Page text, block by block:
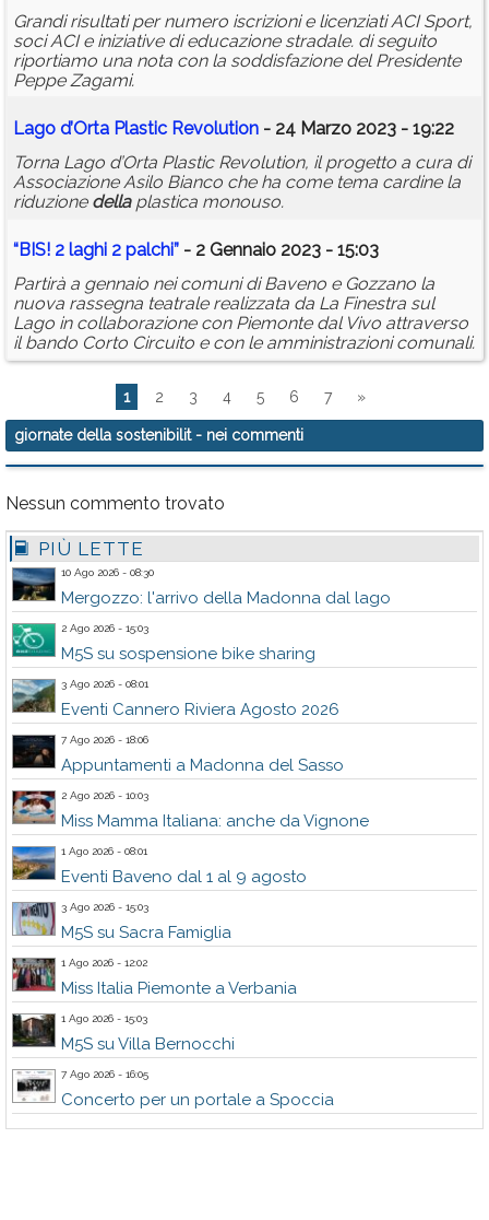
Grandi risultati per numero iscrizioni e licenziati ACI Sport,
soci ACI e iniziative di educazione stradale. di seguito
riportiamo una nota con la soddisfazione del Presidente
Peppe Zagami.
Lago d’Orta Plastic Revolution - 24 Marzo 2023 - 19:22
Torna Lago d’Orta Plastic Revolution, il progetto a cura di
Associazione Asilo Bianco che ha come tema cardine la
riduzione dellaplastica monouso.
“BIS! 2 laghi 2 palchi” - 2 Gennaio 2023 - 15:03
Partirà a gennaio nei comuni di Baveno e Gozzano la
nuova rassegna teatrale realizzata da La Finestra sul
Lago in collaborazione con Piemonte dal Vivo attraverso
il bando Corto Circuito e con le amministrazioni comunali.
1 2 3 4 5 6 7 »
giornate della sostenibilit- nei commenti
Nessun commento trovato
PIÙ LETTE
10 Ago 2026 - 08:30
Mergozzo: l'arrivo della Madonna dal lago
2 Ago 2026 - 15:03
M5S su sospensione bike sharing
3 Ago 2026 - 08:01
Eventi Cannero Riviera Agosto 2026
7 Ago 2026 - 18:06
Appuntamenti a Madonna del Sasso
2 Ago 2026 - 10:03
Miss Mamma Italiana: anche da Vignone
1 Ago 2026 - 08:01
Eventi Baveno dal 1 al 9 agosto
3 Ago 2026 - 15:03
M5S su Sacra Famiglia
1 Ago 2026 - 12:02
Miss Italia Piemonte a Verbania
1 Ago 2026 - 15:03
M5S su Villa Bernocchi
7 Ago 2026 - 16:05
Concerto per un portale a Spoccia